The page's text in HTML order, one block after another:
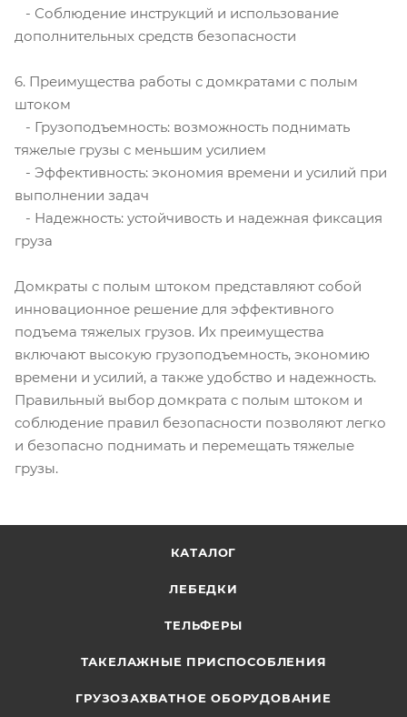
- Соблюдение инструкций и использование
дополнительных средств безопасности
6. Преимущества работы с домкратами с полым
штоком
- Грузоподъемность: возможность поднимать
тяжелые грузы с меньшим усилием
- Эффективность: экономия времени и усилий при
выполнении задач
- Надежность: устойчивость и надежная фиксация
груза
Домкраты с полым штоком представляют собой
инновационное решение для эффективного
подъема тяжелых грузов. Их преимущества
включают высокую грузоподъемность, экономию
времени и усилий, а также удобство и надежность.
Правильный выбор домкрата с полым штоком и
соблюдение правил безопасности позволяют легко
и безопасно поднимать и перемещать тяжелые
грузы.
КАТАЛОГ
ЛЕБЕДКИ
ТЕЛЬФЕРЫ
ТАКЕЛАЖНЫЕ ПРИСПОСОБЛЕНИЯ
ГРУЗОЗАХВАТНОЕ ОБОРУДОВАНИЕ